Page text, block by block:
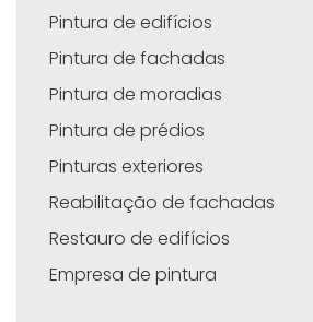
Pintura de edifícios
Pintura de fachadas
Pintura de moradias
Pintura de prédios
Pinturas exteriores
Reabilitação de fachadas
Restauro de edifícios
Empresa de pintura